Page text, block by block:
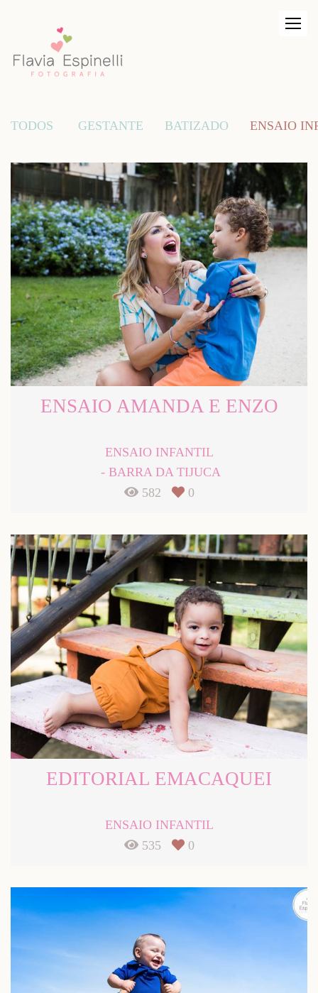
TODOS GESTANTE BATIZADO ENSAIO
ENSAIO AMANDA E ENZO
ENSAIO INFANTIL
BARRA DA TIJUCA
582
0
EDITORIAL EMACAQUEI
ENSAIO INFANTIL
535
0